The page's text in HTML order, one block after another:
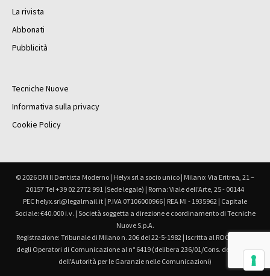
La rivista
Abbonati
Pubblicità
Tecniche Nuove
Informativa sulla privacy
Cookie Policy
© 2026 DM Il Dentista Moderno | Helyx srl a socio unico | Milano: Via Eritrea, 21 –
20157 Tel +39 02 2772 991 (Sede legale) | Roma: Viale dell'Arte, 25 - 00144
PEC helyx.srl@legalmail.it | P.IVA 07106000966 | REA MI - 1935962 | Capitale
Sociale: €40.000 i.v. | Società soggetta a direzione e coordinamento di Tecniche
Nuove S.p.A.
Registrazione: Tribunale di Milano n. 206 del 22-5-1982 | Iscritta al ROC Registro
degli Operatori di Comunicazione al n° 6419 (delibera 236/01/Cons. del 30.6.01
dell'Autorità per le Garanzie nelle Comunicazioni)